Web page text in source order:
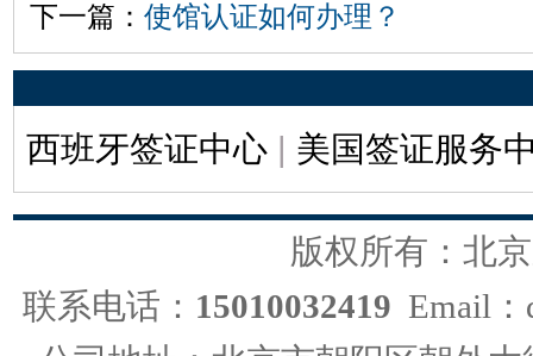
下一篇： 使馆认证如何办理？
西班牙签证中心 | 美国签证服务
版权所有：北
联系电话： 15010032419 Email